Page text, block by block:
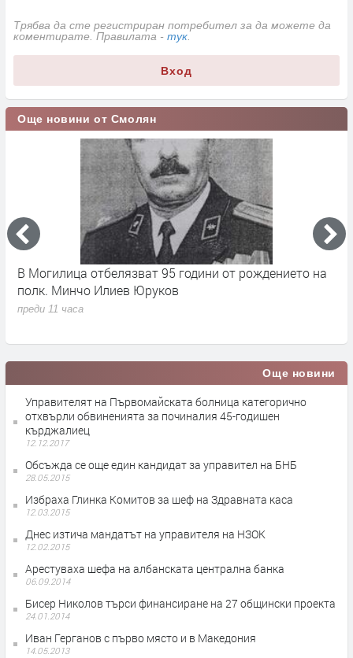
Трябва да сте регистриран потребител за да можете да
коментирате. Правилата - тук
Вход
Още новини от Смолян
В Могилица отбелязват 95 години от рождението на
полк. Минчо Илиев Юруков
преди 11 часа
Още новини
Управителят на Първомайската болница категорично
отхвърли обвиненията за починалия 45-годишен
кърджалиец
12.12.2017
Обсъжда се още един кандидат за управител на БНБ
28.05.2015
Избраха Глинка Комитов за шеф на Здравната каса
12.03.2015
Днес изтича мандатът на управителя на НЗОК
12.02.2015
Арестуваха шефа на албанската централна банка
06.09.2014
Бисер Николов търси финансиране на 27 общински проекта
24.01.2014
Иван Герганов с първо място и в Македония
14.05.2013